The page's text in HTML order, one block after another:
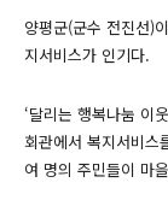
양평군(군수 전진선)
지서비스가 인기다.
‘달리는 행복나눔 이
회관에서 복지서비
여 명의 주민들이 마